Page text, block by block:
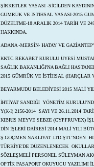
ŞİRKETLER YASASI -SİCİLDEN
GÜMRÜK VE İSTİHSAL YASASI-2015
DÜZELTME-18 ARALIK 2014 TARİH VE
HAKKINDA.
ADANA -MERSİN- HATAY VE
KKTC REKABET KURULU ÜYESİ
SAĞLIK BAKANLIĞI'NA BAĞLI
2015 GÜMRÜK VE İSTİHSAL (HARÇLAR
BEYARMUDU BELEDİYESİ 2015 MALİ
İHTİYAT SANDIĞI YÖNETİM
Y(K-I) 2156-2014 SAYI VE 26.11.2014
KIBRIS MEYVE SEBZE (CYPFRUVEX)
DİN İŞLERİ DAİRESİ 2014 MALİ YILI
Ş.GÖÇMEN NAKLİYAT LTD.ŞTİ.'NDEN
TÜRKİYE'DE DÜZENLENECEK
SÖZLEŞMELİ PERSONEL SÜLEYMAN
OPTİK PASAPORT OKUYUCU YAZILIMI